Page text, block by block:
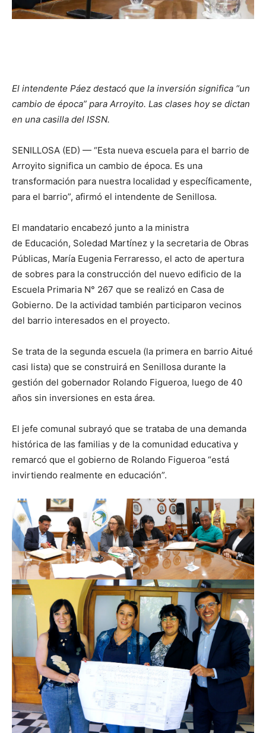
El intendente Páez destacó que la inversión significa “un
cambio de época” para Arroyito. Las clases hoy se dictan
en una casilla del ISSN.
SENILLOSA (ED) — “Esta nueva escuela para el barrio de
Arroyito significa un cambio de época. Es una
transformación para nuestra localidad y específicamente,
para el barrio”, afirmó el intendente de Senillosa.
El mandatario encabezó junto a la ministra
de Educación, Soledad Martínez y la secretaria de Obras
Públicas, María Eugenia Ferraresso, el acto de apertura
de sobres para la construcción del nuevo edificio de la
Escuela Primaria N° 267 que se realizó en Casa de
Gobierno. De la actividad también participaron vecinos
del barrio interesados en el proyecto.
Se trata de la segunda escuela (la primera en barrio Aitué
casi lista) que se construirá en Senillosa durante la
gestión del gobernador Rolando Figueroa, luego de 40
años sin inversiones en esta área.
El jefe comunal subrayó que se trataba de una demanda
histórica de las familias y de la comunidad educativa y
remarcó que el gobierno de Rolando Figueroa “está
invirtiendo realmente en educación”.